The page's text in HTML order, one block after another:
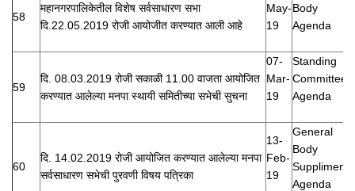
58
महानगरपालिकेतील विशेष सर्वसाधारण सभा
दि.22.05.2019 रोजी आयोजीत करण्यात आली आहे
May-
19
Body
Agenda
59
दि. 08.03.2019 रोजी सकाळी 11.00 वाजता आयोजित
करण्यात आलेल्या मनपा स्थायी समितीच्या सभेची सुचना
07-
Mar-
19
Standing
Committee
Agenda
60
दि. 14.02.2019 रोजी आयोजित करण्यात आलेल्या मनपा
सर्वसाधारण सभेची पुरवणी विषय पत्रिका
13-
Feb-
19
General
Body
Suppliment
Agenda